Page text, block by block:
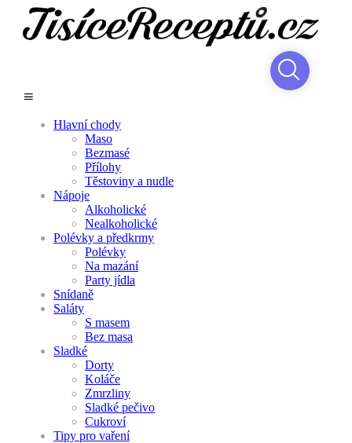
Hlavní chody
Maso
Bezmasé
Přílohy
Těstoviny a nudle
Nápoje
Alkoholické
Nealkoholické
Polévky a předkrmy
Polévky
Na mazání
Party jídla
Snídaně
Saláty
S masem
Bez masa
Sladké
Dorty
Koláče
Zmrzliny
Sladké pečivo
Cukroví
Tipy pro vaření